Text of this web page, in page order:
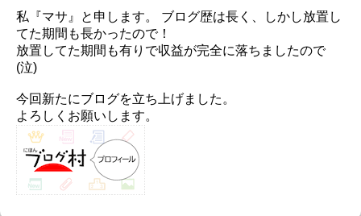
私『マサ』と申します。 ブログ歴は長く、しかし放置し
てた期間も長かったので！
放置してた期間も有りで収益が完全に落ちましたので
(泣)
今回新たにブログを立ち上げました。
よろしくお願いします。